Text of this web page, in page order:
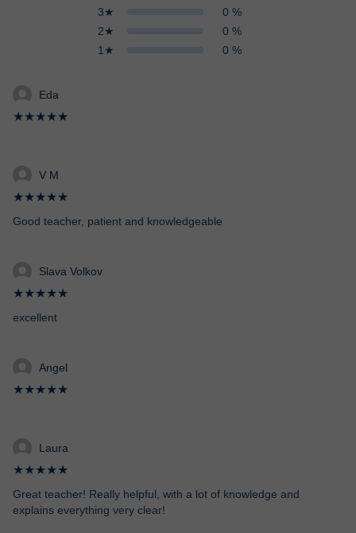
3★
0 %
2★
0 %
1★
0 %
Eda
★★★★★
V M
★★★★★
Good teacher, patient and knowledgeable
Slava Volkov
★★★★★
excellent
Angel
★★★★★
Laura
★★★★★
Great teacher! Really helpful, with a lot of knowledge and
explains everything very clear!